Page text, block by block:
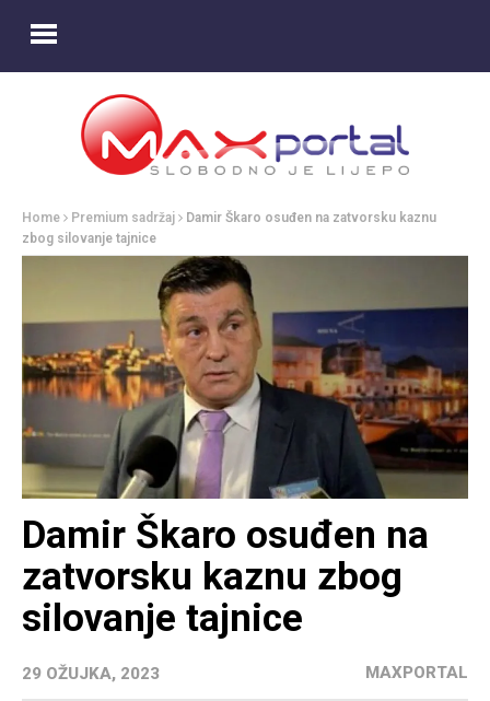
Home Premium sadržaj
Damir Škaro osuđen na zatvorsku kaznu
zbog silovanje tajnice
Damir Škaro osuđen na
zatvorsku kaznu zbog
silovanje tajnice
29 OŽUJKA, 2023 MAXPORTAL